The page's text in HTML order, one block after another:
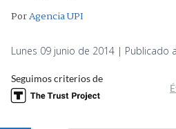
PorAgencia UPI
Lunes 09 junio de 2014 | Publicado
Seguimos criterios de